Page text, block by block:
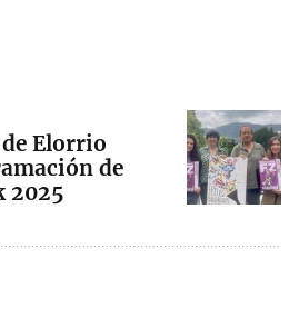
Elorrio
de
2025